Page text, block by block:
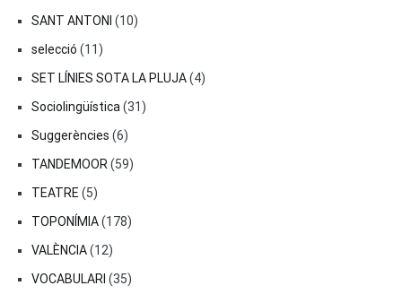
SANT ANTONI (10)
selecció (11)
SET LÍNIES SOTA LA PLUJA(4)
Sociolingüística (31)
Suggerències (6)
TANDEMOOR (59)
TEATRE (5)
TOPONÍMIA(178)
VALÈNCIA(12)
VOCABULARI (35)